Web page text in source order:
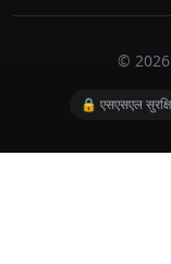
© 2026
🔒 एसएसएल